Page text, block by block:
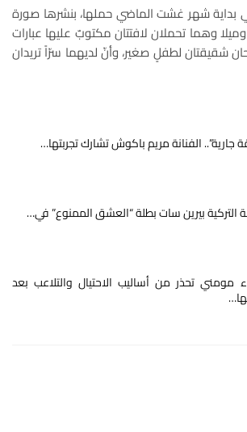
بداية شهر غشت الماضي حملها، بنشرها صورة
وميلا وهما تحملان لافتتان مكتوبٌ عليها عبارات
شقيقتان لطفلٍ صغير، وأنّ لديهما سرّاً تريدان
جارية”.. الفنانة مريم باكوش تشارك تجربتها…
التركية بيرين سات بطلة “العشق الممنوع” في…
مومني تحذر من أساليب الاحتيال والتلاعب بعد